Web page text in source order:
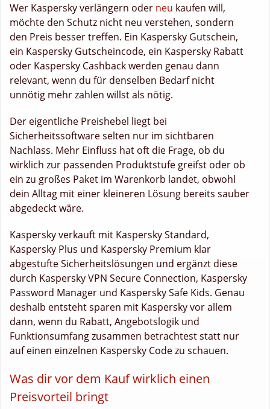
Wer Kaspersky verlängern oder neu kaufen will,
möchte den Schutz nicht neu verstehen, sondern
den Preis besser treffen. Ein Kaspersky Gutschein,
ein Kaspersky Gutscheincode, ein Kaspersky Rabatt
oder Kaspersky Cashback werden genau dann
relevant, wenn du für denselben Bedarf nicht
unnötig mehr zahlen willst als nötig.
Der eigentliche Preishebel liegt bei
Sicherheitssoftware selten nur im sichtbaren
Nachlass. Mehr Einfluss hat oft die Frage, ob du
wirklich zur passenden Produktstufe greifst oder ob
ein zu großes Paket im Warenkorb landet, obwohl
dein Alltag mit einer kleineren Lösung bereits sauber
abgedeckt wäre.
Kaspersky verkauft mit Kaspersky Standard,
Kaspersky Plus und Kaspersky Premium klar
abgestufte Sicherheitslösungen und ergänzt diese
durch Kaspersky VPN Secure Connection, Kaspersky
Password Manager und Kaspersky Safe Kids. Genau
deshalb entsteht sparen mit Kaspersky vor allem
dann, wenn du Rabatt, Angebotslogik und
Funktionsumfang zusammen betrachtest statt nur
auf einen einzelnen Kaspersky Code zu schauen.
Was dir vor dem Kauf wirklich einen
Preisvorteil bringt